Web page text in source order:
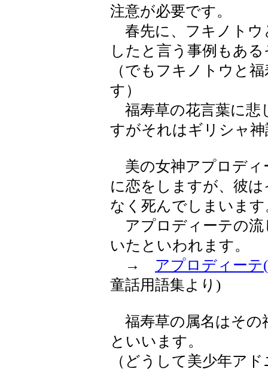
注意が必要です。
春先に、フキノトウ
したと言う事例もあ
（でもフキノトウと
す）
福寿草の花言葉に悲
すがそれはギリシャ
美の女神アプロディ
に恋をしますが、彼
なく死んでしまいます
アプロディーテの流
いたといわれます。
→ アプロディー
童話用語集より)
福寿草の属名はその
といいます。
（どうして美少年ア